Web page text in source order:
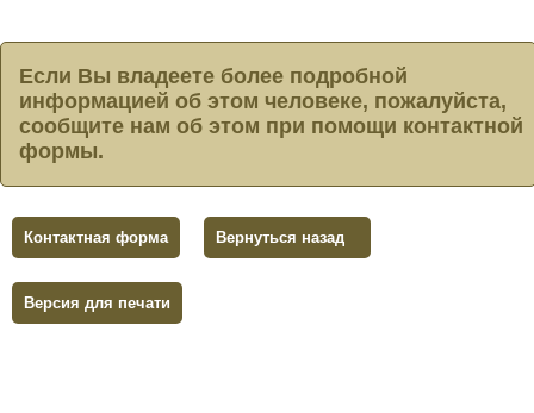
Если Вы владеете более подробной
информацией об этом человеке, пожалуйста,
сообщите нам об этом при помощи контактной
формы.
Контактная форма Вернуться назад
Версия для печати